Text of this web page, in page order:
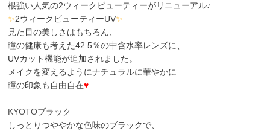
根強い人気の2ウィークビューティーがリニューアル♪
✨2ウィークビューティーUV✨
見た目の美しさはもちろん、
瞳の健康も考えた42.5％の中含水率レンズに、
UVカット機能が追加されました。
メイクを変えるようにナチュラルに華やかに
瞳の印象も自由自在♥
KYOTOブラック
しっとりつややかな色味のブラックで、